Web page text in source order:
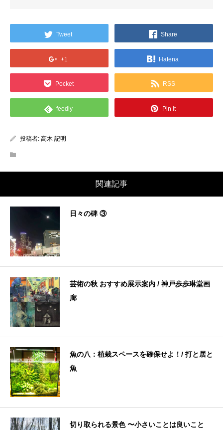
Tweet Share
+1 Hatena
Pocket RSS
feedly Pin it
投稿者: 高木 記明
関連記事
日々の碑 ③
芸術の秋 おすすめ展示案内 / 神戸歩歩琳堂画
廊
魚の八：植栽スペースを確保せよ！/ 打と居と
魚
切り取られる景色 〜小さいことは良いこと